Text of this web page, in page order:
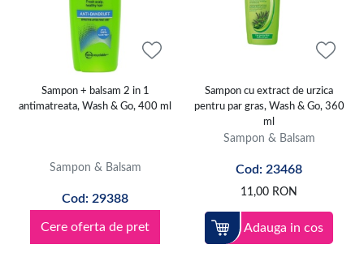
Curatarea este doar primul pas, insa hidratarea profunda este cea care
face diferenta. Aplicarea unui balsam de par dupa fiecare spalare ajuta la
descurcarea facila si previne ruperea. Daca ai firul degradat, o masca de
a-si recapata elasticitatea. In gama noastra gasesti atat un balsam
hidratant pentru par cat si optiuni specifice, precum un balsam pentru par
avansate de ingrijire.
Daca esti vopsita, un sampon nuantator mentine intensitatea culorii intre
vizitele la coafor.
Alege un sampon pentru par gras daca vrei sa prelungesti senzatia de
Sampon + balsam 2 in 1
antimatreata, Wash & Go, 400 ml
Sampon & Balsam
Cod: 29388
Cere oferta de pret
Sampon cu extract de urzica
pentru par gras, Wash & Go, 360
ml
Sampon & Balsam
Cod: 23468
11,00 RON
Adauga in cos